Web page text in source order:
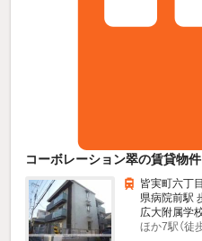
コーボレーション翠の賃貸物件
皆実町六丁
県病院前駅
広大附属学
ほか7駅（徒